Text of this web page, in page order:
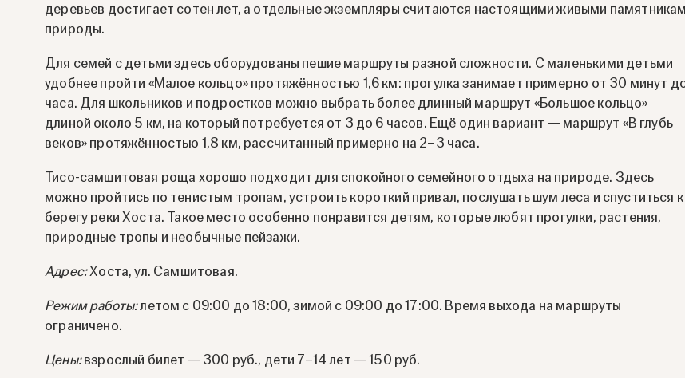
деревьев достигает сотен лет, а отдельные экземпляры считаются настоящими живыми
природы.
Для семей с детьми здесь оборудованы пешие маршруты разной сложности. С маленькими детьми
удобнее пройти «Малое кольцо» протяжённостью 1,6 км: прогулка занимает примерно от 30 минут
часа. Для школьников и подростков можно выбрать более длинный маршрут «Большое кольцо»
длиной около 5 км, на который потребуется от 3 до 6 часов. Ещё один вариант — маршрут «В глубь
веков» протяжённостью 1,8 км, рассчитанный примерно на 2–3 часа.
Тисо-самшитовая роща хорошо подходит для спокойного семейного отдыха на природе. Здесь
можно пройтись по тенистым тропам, устроить короткий привал, послушать шум леса и спуститься к
берегу реки Хоста. Такое место особенно понравится детям, которые любят прогулки, растения,
природные тропы и необычные пейзажи.
Адрес:Хоста, ул. Самшитовая.
Режим работы:летом с 09:00 до 18:00, зимой с 09:00 до 17:00. Время выхода на маршруты
ограничено.
Цены:взрослый билет — 300 руб., дети 7–14 лет — 150 руб.